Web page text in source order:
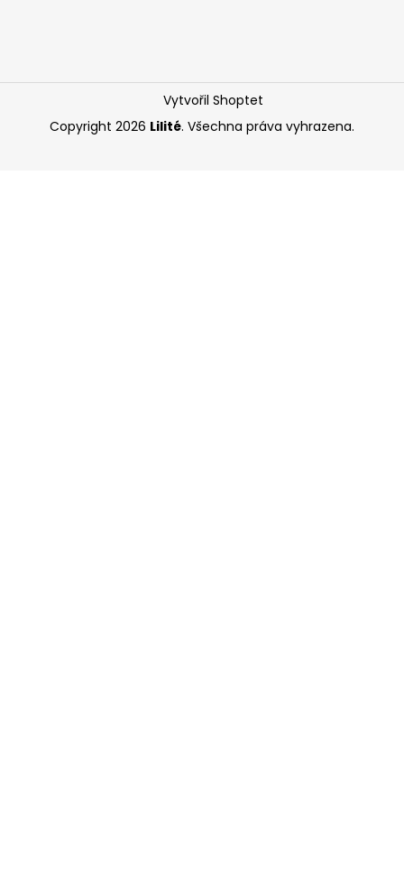
Vytvořil Shoptet
Copyright 2026 Lilité. Všechna práva vyhrazena.